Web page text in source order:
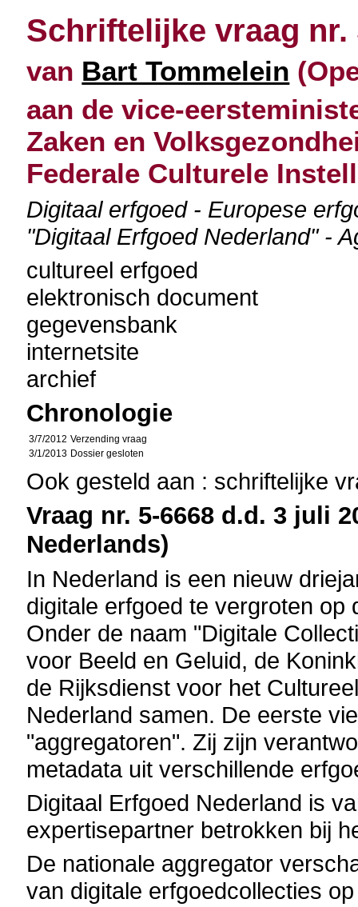
Schriftelijke vraag nr.
van Bart Tommelein
aan de vice-
Zaken en
Federale Culturele
Digitaal erfgoed - Europese
"Digitaal Erfgoed Nederland" -
cultureel erfgoed
elektronisch document
gegevensbank
internetsite
archief
Chronologie
3/7/2012 Verzending vraag
3/1/2013 Dossier gesloten
Ook gesteld aan : schriftelijke
Vraag nr. 5-6668 d.d. 3 juli
Nederlands)
In Nederland is een nieuw
digitale erfgoed te vergroten
Onder de naam "Digitale
voor Beeld en Geluid, de
de Rijksdienst voor het
Nederland samen. De eerste
"aggregatoren". Zij zijn
metadata uit verschillende
Digitaal Erfgoed Nederland is
expertisepartner betrokken bij
De nationale aggregator
van digitale erfgoedcollecties